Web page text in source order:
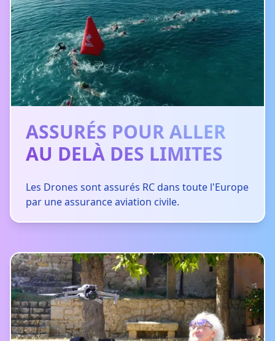
ASSURÉS POUR ALLER
AU DELÀ DES LIMITES
Les Drones sont assurés RC dans toute l'Europe
par une assurance aviation civile.